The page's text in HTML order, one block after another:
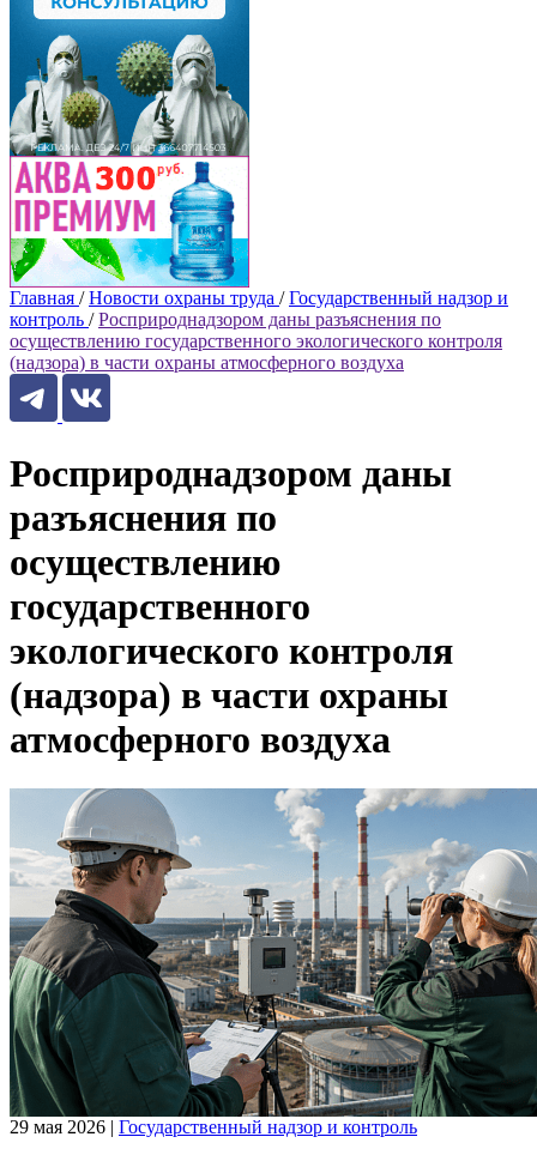
Главная / Новости охраны труда / Государственный надзор и
контроль / Росприроднадзором даны разъяснения по
осуществлению государственного экологического контроля
(надзора) в части охраны атмосферного воздуха
Росприроднадзором даны
разъяснения по
осуществлению
государственного
экологического контроля
(надзора) в части охраны
атмосферного воздуха
29 мая 2026 | Государственный надзор и контроль